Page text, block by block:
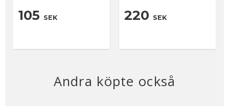
30 gram
105 SEK
närheten när du arbetar.
Passar till Makita modell
220 SEK
Andra köpte också